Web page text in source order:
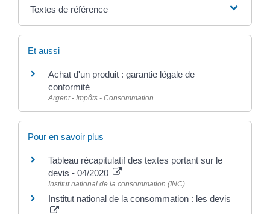
Textes de référence
Et aussi
Achat d'un produit : garantie légale de
conformité
Argent - Impôts - Consommation
Pour en savoir plus
Tableau récapitulatif des textes portant sur le
devis - 04/2020
Institut national de la consommation (INC)
Institut national de la consommation : les devis